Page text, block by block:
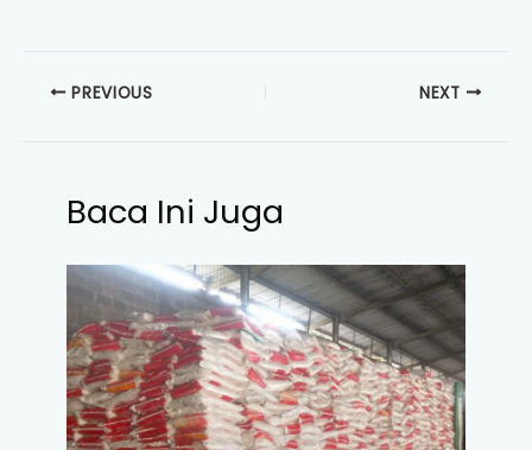
PREVIOUS NEXT
Baca Ini Juga